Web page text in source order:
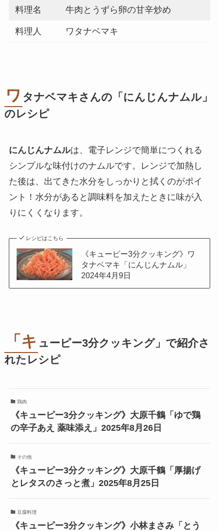
料理名 牛肉とうずら卵の甘辛炒め
料理人 ワタナベマキ
ワ タナベマキさんの「 にんじんナムル」
のレシピ
にんじんナムルは、電子レンジで簡単につくれる
シンプルな味付けのナムルです。レンジで加熱し
た後は、出てきた水分をしっかりと拭くのがポイ
ント！水分があると調味料を加えたときに味が入
りにくくなります。
レシピはこちら
《キューピー3分クッキング》ワ
タナベマキ「にんじんナムル」
2024年4月9日
「キ ューピー3分クッキング」で紹介さ
れたレシピ
鶏肉
《キューピー3分クッキング》大原千鶴「ゆで鶏
の辛子あえ 薬味添え」2025年8月26日
その他
《キューピー3分クッキング》大原千鶴「厚揚げ
とレタスのさっと煮」2025年8月25日
豆腐料理
《キューピー3分クッキング》小林まさみ「とう